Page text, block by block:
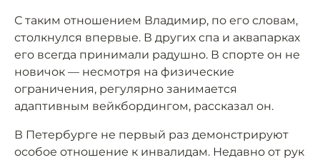
С таким отношением Владимир, по его словам,
столкнулся впервые. В других спа и аквапарках
его всегда принимали радушно. В спорте он не
новичок — несмотря на физические
ограничения, регулярно занимается
адаптивным вейкбордингом, рассказал он.
В Петербурге не первый раз демонстрируют
особое отношение к инвалидам. Недавно от рук